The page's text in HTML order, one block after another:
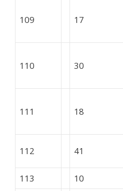
109 17
110 30
111 18
112 41
113 10